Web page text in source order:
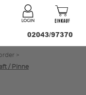
02043/97370
>
/ Pinne